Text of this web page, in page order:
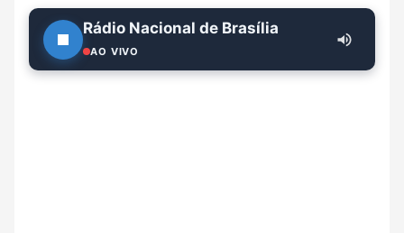
Rádio Nacional de Brasília
AO VIVO